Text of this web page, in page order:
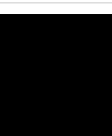
保育課